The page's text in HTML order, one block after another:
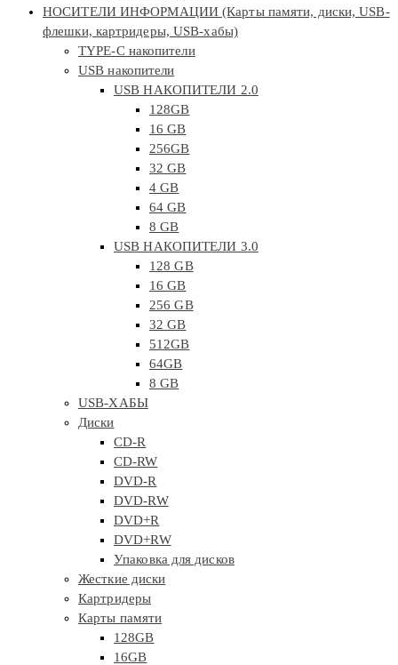
НОСИТЕЛИ ИНФОРМАЦИИ (Карты памяти, диски, USB-
флешки, картридеры, USB-хабы)
TYPE-C накопители
USB накопители
USB НАКОПИТЕЛИ 2.0
128GB
16 GB
256GB
32 GB
4 GB
64 GB
8 GB
USB НАКОПИТЕЛИ 3.0
128 GB
16 GB
256 GB
32 GB
512GB
64GB
8 GB
USB-ХАБЫ
Диски
CD-R
CD-RW
DVD-R
DVD-RW
DVD+R
DVD+RW
Упаковка для дисков
Жесткие диски
Картридеры
Карты памяти
128GB
16GB